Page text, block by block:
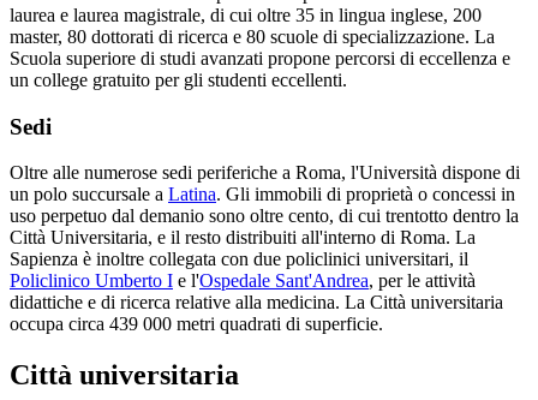
laurea e laurea magistrale, di cui oltre 35 in lingua inglese, 200
master, 80 dottorati di ricerca e 80 scuole di specializzazione. La
Scuola superiore di studi avanzati propone percorsi di eccellenza e
un college gratuito per gli studenti eccellenti.
Sedi
Oltre alle numerose sedi periferiche a Roma, l'Università dispone di
un polo succursale a Latina. Gli immobili di proprietà o concessi in
uso perpetuo dal demanio sono oltre cento, di cui trentotto dentro la
Città Universitaria, e il resto distribuiti all'interno di Roma. La
Sapienza è inoltre collegata con due policlinici universitari, il
Policlinico Umberto I e l'Ospedale Sant'Andrea, per le attività
didattiche e di ricerca relative alla medicina. La Città universitaria
occupa circa 439 000 metri quadrati di superficie.
Città universitaria